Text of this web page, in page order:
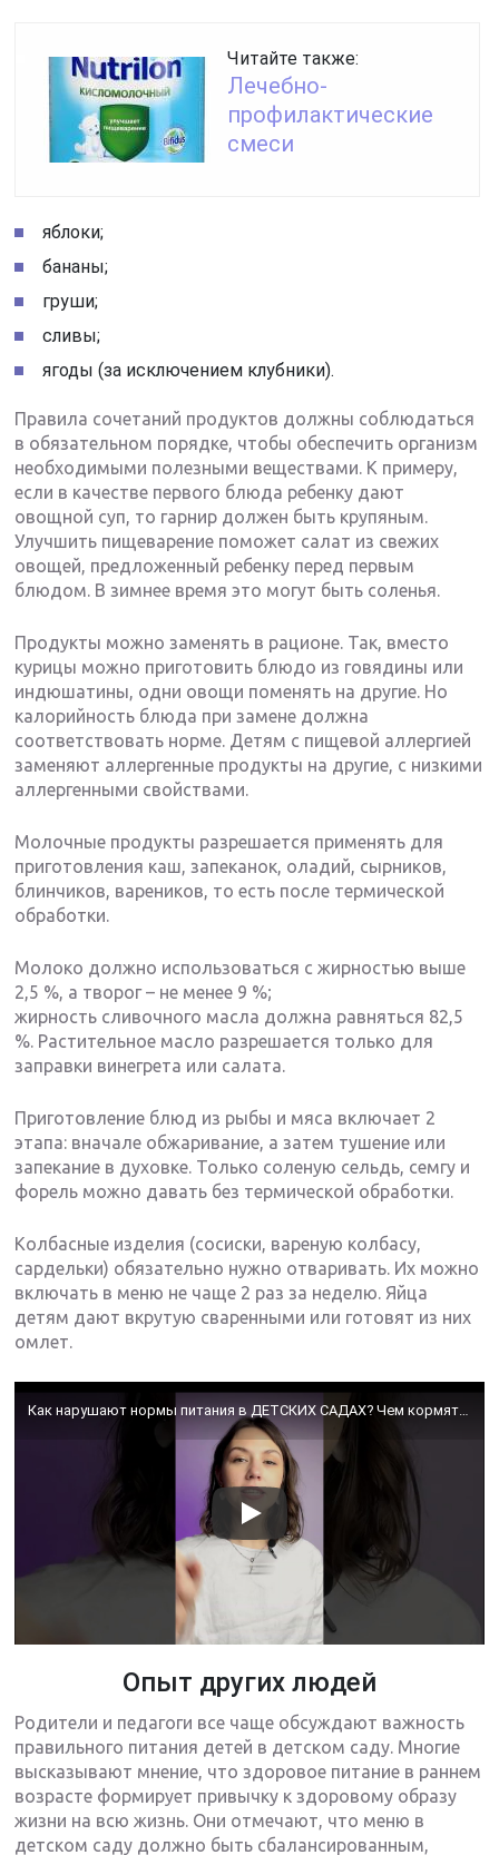
Читайте также:
Лечебно-
профилактические
смеси
яблоки;
бананы;
груши;
сливы;
ягоды (за исключением клубники).
Правила сочетаний продуктов должны соблюдаться
в обязательном порядке, чтобы обеспечить организм
необходимыми полезными веществами. К примеру,
если в качестве первого блюда ребенку дают
овощной суп, то гарнир должен быть крупяным.
Улучшить пищеварение поможет салат из свежих
овощей, предложенный ребенку перед первым
блюдом. В зимнее время это могут быть соленья.
Продукты можно заменять в рационе. Так, вместо
курицы можно приготовить блюдо из говядины или
индюшатины, одни овощи поменять на другие. Но
калорийность блюда при замене должна
соответствовать норме. Детям с пищевой аллергией
заменяют аллергенные продукты на другие, с низкими
аллергенными свойствами.
Молочные продукты разрешается применять для
приготовления каш, запеканок, оладий, сырников,
блинчиков, вареников, то есть после термической
обработки.
Молоко должно использоваться с жирностью выше
2,5 %, а творог – не менее 9 %;
жирность сливочного масла должна равняться 82,5
%. Растительное масло разрешается только для
заправки винегрета или салата.
Приготовление блюд из рыбы и мяса включает 2
этапа: вначале обжаривание, а затем тушение или
запекание в духовке. Только соленую сельдь, семгу и
форель можно давать без термической обработки.
Колбасные изделия (сосиски, вареную колбасу,
сардельки) обязательно нужно отваривать. Их можно
включать в меню не чаще 2 раз за неделю. Яйца
детям дают вкрутую сваренными или готовят из них
омлет.
Опыт других людей
Родители и педагоги все чаще обсуждают важность
правильного питания детей в детском саду. Многие
высказывают мнение, что здоровое питание в раннем
возрасте формирует привычку к здоровому образу
жизни на всю жизнь. Они отмечают, что меню в
детском саду должно быть сбалансированным,